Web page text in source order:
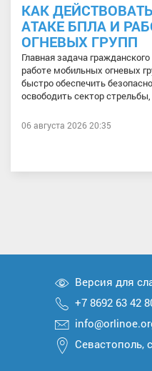
КАК
АТАКЕ БПЛА И
ОГНЕВЫХ ГРУПП
Главная задача
работе мобильных огневых
быстро обеспечить
освободить сектор
06 августа 2026 20:35
Версия для
+7 8692 63 42
Севастополь,